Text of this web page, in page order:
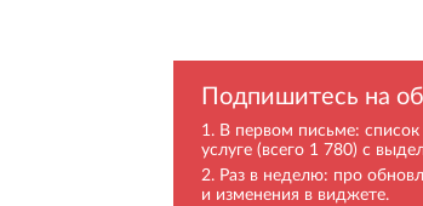
Подпишитесь на
В первом письме:
услуге (всего 1 780) с
Раз в неделю: про
и изменения в виджете.